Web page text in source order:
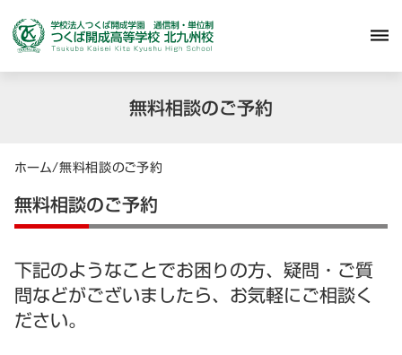
無料相談のご予約
ホーム/無料相談のご予約
無料相談のご予約
下記のようなことでお困りの方、疑問・ご質
問などがございましたら、お気軽にご相談く
ださい。
dehaze